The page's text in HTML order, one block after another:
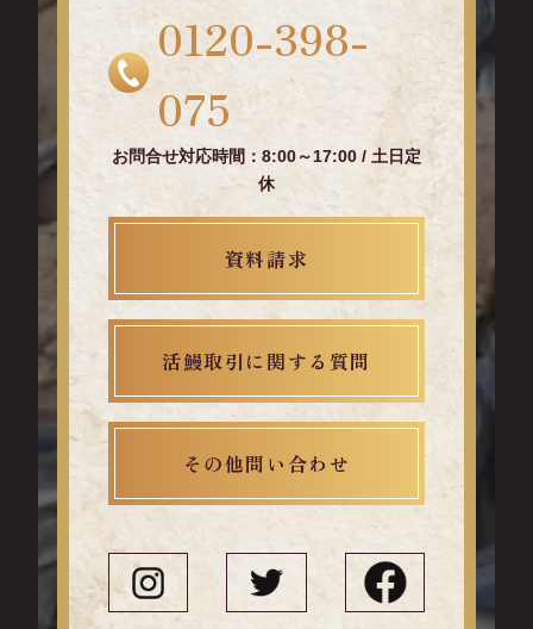
0120-398-
075
お問合せ対応時間：8:00～17:00 / 土日定
休
資料請求
活鰻取引に関する質問
その他問い合わせ